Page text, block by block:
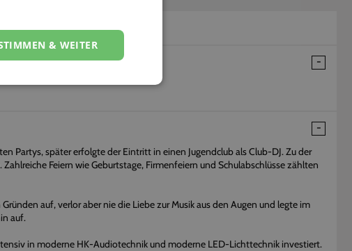
Partys, später erfolgte der Eintritt in einen Jugendclub als Club-DJ. Zu der
Feiern wie Geburtstage, Firmenfeiern und Schulabschlüsse zählten
auf, verlor aber nie die Liebe zur Musik aus den Augen und legte im
auf.
in moderne HK-Audiotechnik und moderne LED-Lichttechnik investiert.
& WEITER